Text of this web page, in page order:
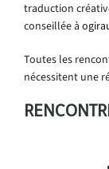
traduction
conseillée à
Toutes les
nécessitent une